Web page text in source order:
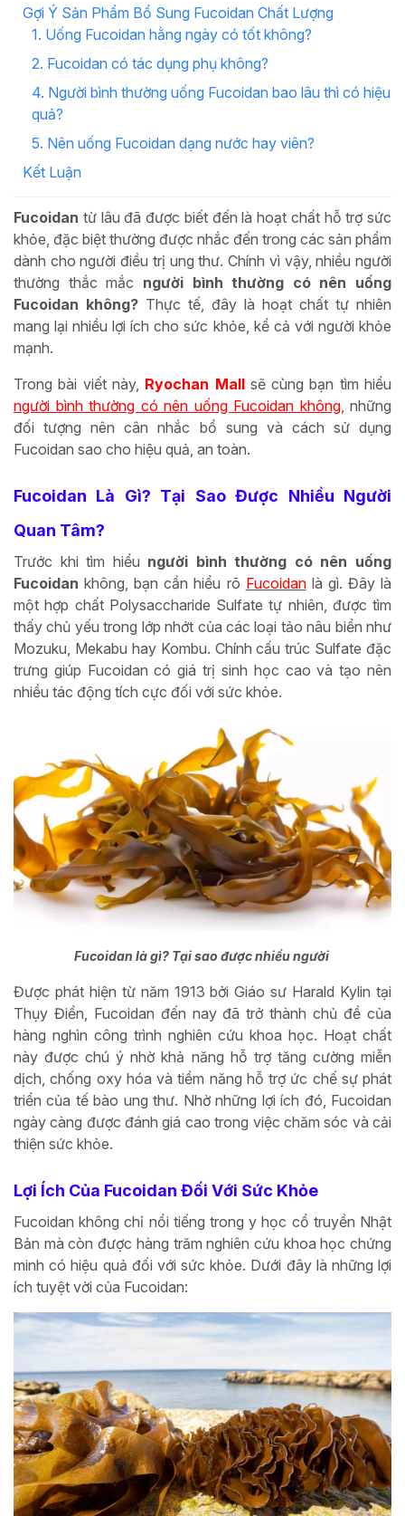
Gợi Ý Sản Phẩm Bổ Sung Fucoidan Chất Lượng
1. Uống Fucoidan hằng ngày có tốt không?
2. Fucoidan có tác dụng phụ không?
4. Người bình thường uống Fucoidan bao lâu thì có hiệu
quả?
5. Nên uống Fucoidan dạng nước hay viên?
Kết Luận
Fucoidan từ lâu đã được biết đến là hoạt chất hỗ trợ sức
khỏe, đặc biệt thường được nhắc đến trong các sản phẩm
dành cho người điều trị ung thư. Chính vì vậy, nhiều người
thường thắc mắc người bình thường có nên uống
Fucoidan không? Thực tế, đây là hoạt chất tự nhiên
mang lại nhiều lợi ích cho sức khỏe, kể cả với người khỏe
mạnh.
Trong bài viết này, Ryochan Mallsẽ cùng bạn tìm hiểu
người bình thường có nên uống Fucoidan không, những
đối tượng nên cân nhắc bổ sung và cách sử dụng
Fucoidan sao cho hiệu quả, an toàn.
Fucoidan Là Gì? Tại Sao Được Nhiều Người
Quan Tâm?
Trước khi tìm hiểu người bình thường có nên uống
Fucoidan không, bạn cần hiểu rõ Fucoidanlà gì. Đây là
một hợp chất Polysaccharide Sulfate tự nhiên, được tìm
thấy chủ yếu trong lớp nhớt của các loại tảo nâu biển như
Mozuku, Mekabu hay Kombu. Chính cấu trúc Sulfate đặc
trưng giúp Fucoidan có giá trị sinh học cao và tạo nên
nhiều tác động tích cực đối với sức khỏe.
Fucoidan là gì? Tại sao được nhiều người
Được phát hiện từ năm 1913 bởi Giáo sư Harald Kylin tại
Thụy Điển, Fucoidan đến nay đã trở thành chủ đề của
hàng nghìn công trình nghiên cứu khoa học. Hoạt chất
này được chú ý nhờ khả năng hỗ trợ tăng cường miễn
dịch, chống oxy hóa và tiềm năng hỗ trợ ức chế sự phát
triển của tế bào ung thư. Nhờ những lợi ích đó, Fucoidan
ngày càng được đánh giá cao trong việc chăm sóc và cải
thiện sức khỏe.
Lợi Ích Của Fucoidan Đối Với Sức Khỏe
Fucoidan không chỉ nổi tiếng trong y học cổ truyền Nhật
Bản mà còn được hàng trăm nghiên cứu khoa học chứng
minh có hiệu quả đối với sức khỏe. Dưới đây là những lợi
ích tuyệt vời của Fucoidan: